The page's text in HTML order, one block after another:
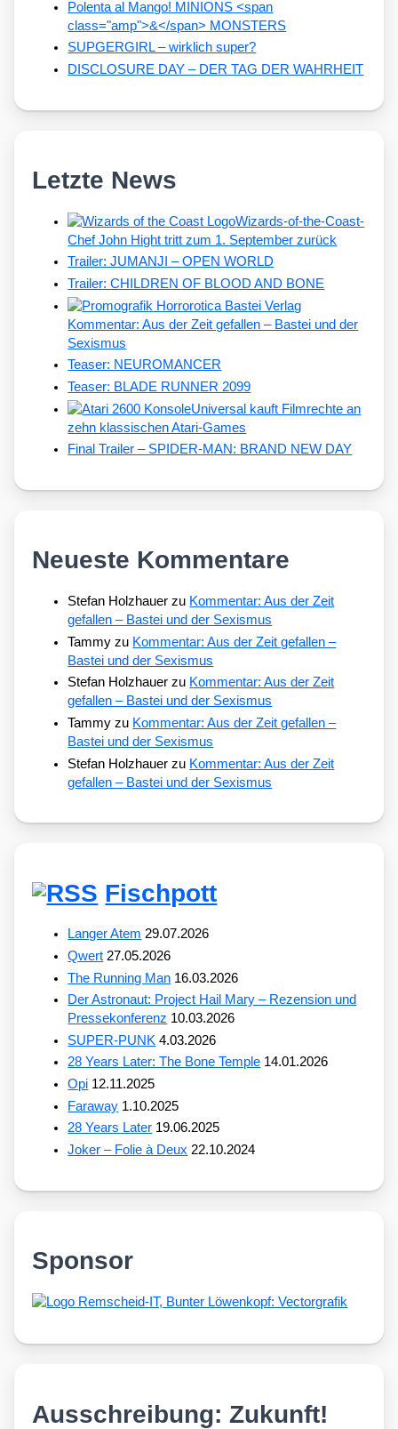
Polenta al Mango! MINIONS <span
class="amp">&</span> MONSTERS
SUPGERGIRL – wirklich super?
DISCLOSURE DAY – DER TAG DER WAHRHEIT
Letzte News
Wizards-of-the-Coast-
Chef John Hight tritt zum 1. September zurück
Trailer: JUMANJI – OPEN WORLD
Trailer: CHILDREN OF BLOOD AND BONE
Kommentar: Aus der Zeit gefallen – Bastei und der
Sexismus
Teaser: NEUROMANCER
Teaser: BLADE RUNNER 2099
Universal kauft Filmrechte an
zehn klassischen Atari-Games
Final Trailer – SPIDER-MAN: BRAND NEW DAY
Neueste Kommentare
Stefan Holzhauer zu Kommentar: Aus der Zeit
gefallen – Bastei und der Sexismus
Tammy zu Kommentar: Aus der Zeit gefallen –
Bastei und der Sexismus
Stefan Holzhauer zu Kommentar: Aus der Zeit
gefallen – Bastei und der Sexismus
Tammy zu Kommentar: Aus der Zeit gefallen –
Bastei und der Sexismus
Stefan Holzhauer zu Kommentar: Aus der Zeit
gefallen – Bastei und der Sexismus
Fischpott
Langer Atem 29.07.2026
Qwert 27.05.2026
The Running Man 16.03.2026
Der Astronaut: Project Hail Mary – Rezension und
Pressekonferenz 10.03.2026
SUPER-PUNK 4.03.2026
28 Years Later: The Bone Temple 14.01.2026
Opi 12.11.2025
Faraway 1.10.2025
28 Years Later 19.06.2025
Joker – Folie à Deux 22.10.2024
Sponsor
Ausschreibung: Zukunft!